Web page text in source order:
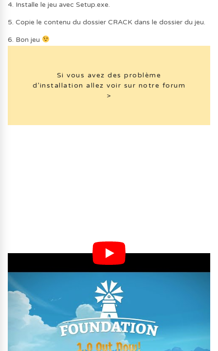
4. Installe le jeu avec Setup.exe.
5. Copie le contenu du dossier CRACK dans le dossier du jeu.
6. Bon jeu
Si vous avez des problème
d’installation allez voir sur notre forum
>